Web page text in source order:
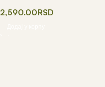
2,590.00RSD